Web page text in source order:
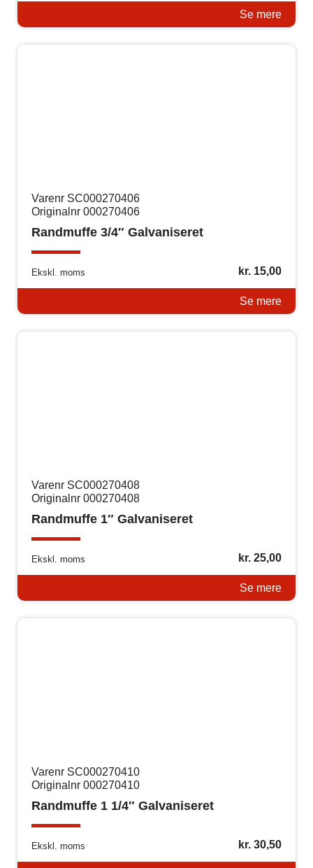
Se mere
Varenr SC000270406
Originalnr 000270406
Randmuffe 3/4″ Galvaniseret
Ekskl. moms kr.15,00
Se mere
Varenr SC000270408
Originalnr 000270408
Randmuffe 1″ Galvaniseret
Ekskl. moms kr.25,00
Se mere
Varenr SC000270410
Originalnr 000270410
Randmuffe 1 1/4″ Galvaniseret
Ekskl. moms kr.30,50